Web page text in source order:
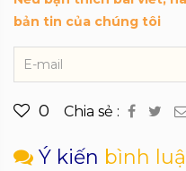
bản tin của chúng tôi
0 Chia sẻ :
Ý kiến bình